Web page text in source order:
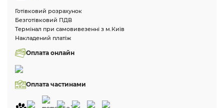
Готівковий розрахунок
Безготівковий ПДВ
Термінал при самовивезенні з м.Київ
Накладений платіж
Оплата онлайн
Оплата частинами